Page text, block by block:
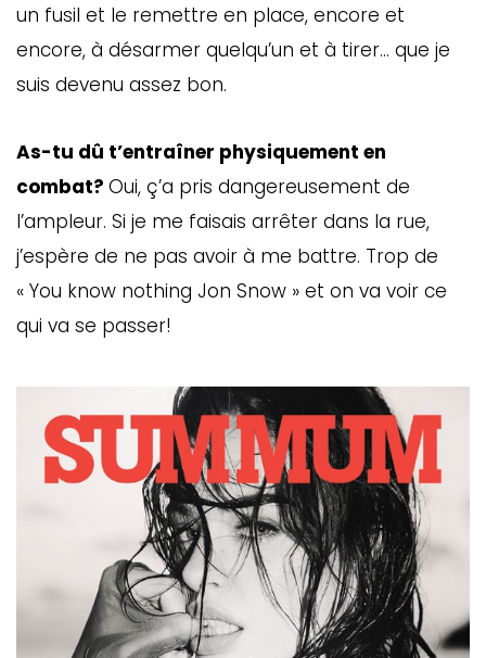
un fusil et le remettre en place, encore et
encore, à désarmer quelqu’un et à tirer… que je
suis devenu assez bon.
As-tu dû t’entraîner physiquement en
combat? Oui, ç’a pris dangereusement de
l’ampleur. Si je me faisais arrêter dans la rue,
j’espère de ne pas avoir à me battre. Trop de
« You know nothing Jon Snow » et on va voir ce
qui va se passer!